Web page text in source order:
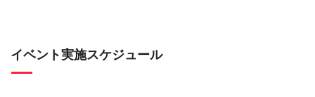
イベント実施スケジュール